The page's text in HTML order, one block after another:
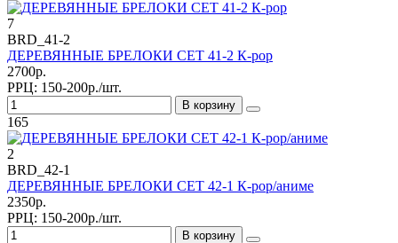
7
BRD_41-2
ДЕРЕВЯННЫЕ БРЕЛОКИ СЕТ 41-2 К-рор
2700р.
РРЦ: 150-200р./шт.
В корзину
165
2
BRD_42-1
ДЕРЕВЯННЫЕ БРЕЛОКИ СЕТ 42-1 К-рор/аниме
2350р.
РРЦ: 150-200р./шт.
В корзину